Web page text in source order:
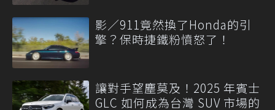
影／911竟然換了Honda的引
擎？保時捷鐵粉憤怒了！
讓對手望塵莫及！2025 年賓士
GLC 如何成為台灣 SUV 市場的